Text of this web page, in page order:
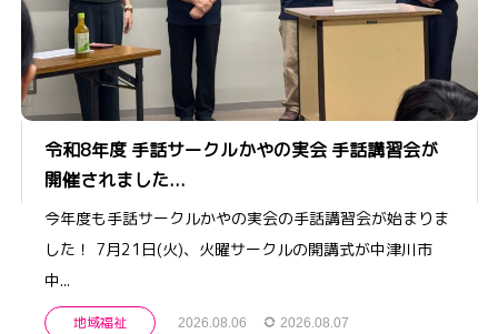
令和8年度 手話サークルかやの実会 手話講習会が
開催されました...
今年度も手話サークルかやの実会の手話講習会が始まりま
した！ 7月21日(火)、火曜サークルの開講式が中津川市
中...
地域福祉 2026.08.06 2026.08.07